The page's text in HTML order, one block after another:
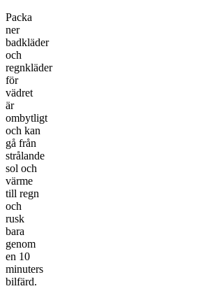
Packa
ner
badkläder
och
regnkläder
för
vädret
är
ombytligt
och kan
gå från
strålande
sol och
värme
till regn
och
rusk
bara
genom
en 10
minuters
bilfärd.